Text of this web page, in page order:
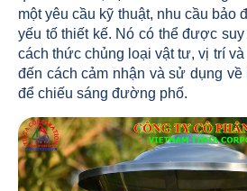
một yêu cầu kỹ thuật, nhu cầu bảo
yếu tố thiết kế. Nó có thể được
cách thức chủng loại vật tư, vị trí
đến cách cảm nhận và sử dụng
để chiếu sáng đường phố.